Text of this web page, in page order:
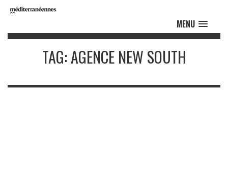
MENU
TAG: AGENCE NEW SOUTH